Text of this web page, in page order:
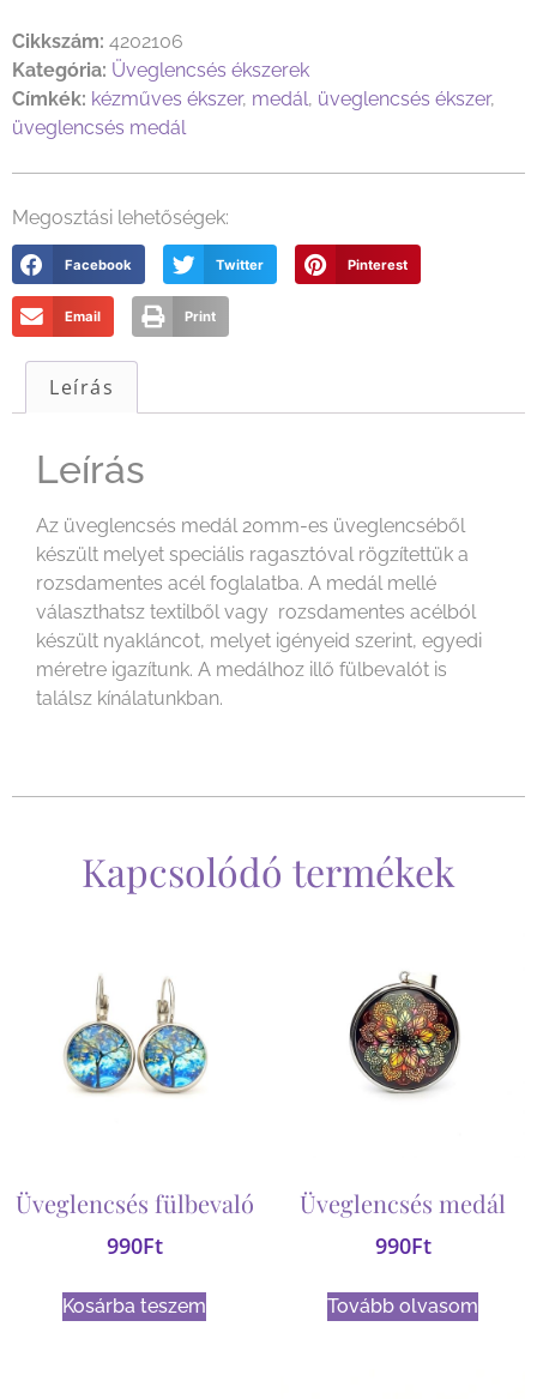
Cikkszám: 4202106
Kategória: Üveglencsés ékszerek
Címkék: kézműves ékszer, medál, üveglencsés ékszer,
üveglencsés medál
Megosztási lehetőségek:
Facebook Twitter Pinterest
Email Print
Leírás
Leírás
Az üveglencsés medál 20mm-es üveglencséből
készült melyet speciális ragasztóval rögzítettük a
rozsdamentes acél foglalatba. A medál mellé
választhatsz textilből vagy rozsdamentes acélból
készült nyakláncot, melyet igényeid szerint, egyedi
méretre igazítunk. A medálhoz illő fülbevalót is
találsz kínálatunkban.
Kapcsolódó termékek
Üveglencsés fülbevaló
990Ft
Kosárba teszem
Üveglencsés medál
990Ft
Tovább olvasom